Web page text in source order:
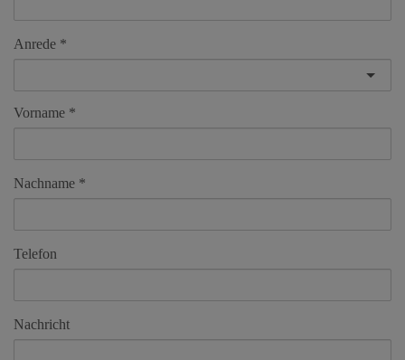
Anrede
Vorname
Nachname
Telefon
Nachricht